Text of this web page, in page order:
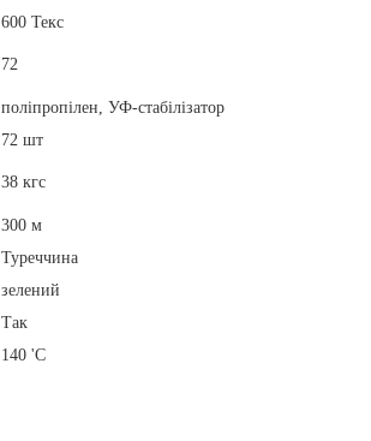
600 Текс
72
поліпропілен, УФ-стабілізатор
72 шт
38 кгс
300 м
Туреччина
зелений
Так
140 'С